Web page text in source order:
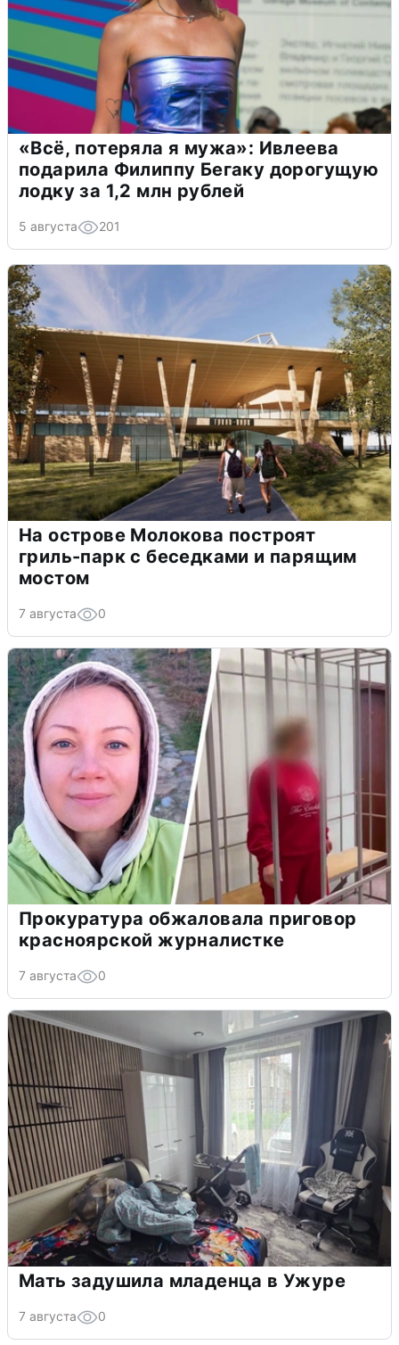
«Всё, потеряла я мужа»: Ивлеева
подарила Филиппу Бегаку дорогущую
лодку за 1,2 млн рублей
5 августа 201
На острове Молокова построят
гриль-парк с беседками и парящим
мостом
7 августа 0
Прокуратура обжаловала приговор
красноярской журналистке
7 августа 0
Мать задушила младенца в Ужуре
7 августа 0